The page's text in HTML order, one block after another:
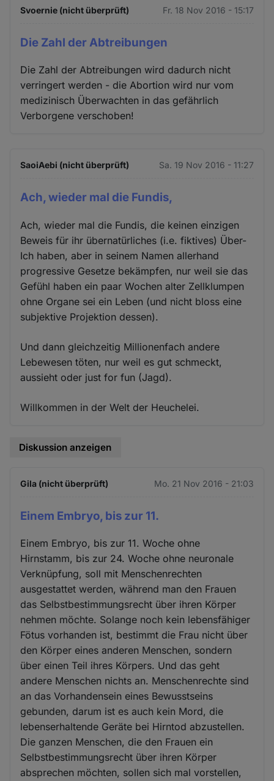
Svoernie (nicht überprüft) Fr. 18 Nov 2016 - 15:17
Die Zahl der Abtreibungen
Die Zahl der Abtreibungen wird dadurch nicht
verringert werden - die Abortion wird nur vom
medizinisch Überwachten in das gefährlich
Verborgene verschoben!
SaoiAebi (nicht überprüft) Sa. 19 Nov 2016 - 11:27
Ach, wieder mal die Fundis,
Ach, wieder mal die Fundis, die keinen einzigen
Beweis für ihr übernatürliches (i.e. fiktives) Über-
Ich haben, aber in seinem Namen allerhand
progressive Gesetze bekämpfen, nur weil sie das
Gefühl haben ein paar Wochen alter Zellklumpen
ohne Organe sei ein Leben (und nicht bloss eine
subjektive Projektion dessen).
Und dann gleichzeitig Millionenfach andere
Lebewesen töten, nur weil es gut schmeckt,
aussieht oder just for fun (Jagd).
Willkommen in der Welt der Heuchelei.
Diskussion anzeigen
Gila (nicht überprüft) Mo. 21 Nov 2016 - 21:03
Einem Embryo, bis zur 11.
Einem Embryo, bis zur 11. Woche ohne
Hirnstamm, bis zur 24. Woche ohne neuronale
Verknüpfung, soll mit Menschenrechten
ausgestattet werden, während man den Frauen
das Selbstbestimmungsrecht über ihren Körper
nehmen möchte. Solange noch kein lebensfähiger
Fötus vorhanden ist, bestimmt die Frau nicht über
den Körper eines anderen Menschen, sondern
über einen Teil ihres Körpers. Und das geht
andere Menschen nichts an. Menschenrechte sind
an das Vorhandensein eines Bewusstseins
gebunden, darum ist es auch kein Mord, die
lebenserhaltende Geräte bei Hirntod abzustellen.
Die ganzen Menschen, die den Frauen ein
Selbstbestimmungsrecht über ihren Körper
absprechen möchten, sollen sich mal vorstellen,
Cookies